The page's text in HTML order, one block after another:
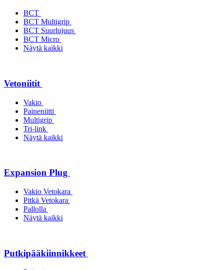
BCT
BCT Multigrip
BCT Suurlujuus
BCT Micro
Näytä kaikki
Vetoniitit
Vakio
Paineniitti
Multigrip
Tri-link
Näytä kaikki
Expansion Plug
Vakio Vetokara
Pitkä Vetokara
Pallolla
Näytä kaikki
Putkipääkiinnikkeet